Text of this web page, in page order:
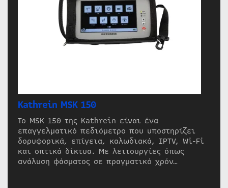
Kathrein MSK 150
Το MSK 150 της Kathrein είναι ένα
επαγγελματικό πεδιόμετρο που υποστηρίζει
δορυφορικά, επίγεια, καλωδιακά, IPTV, Wi-Fi
και οπτικά δίκτυα. Με λειτουργίες όπως
ανάλυση φάσματος σε πραγματικό χρόν…